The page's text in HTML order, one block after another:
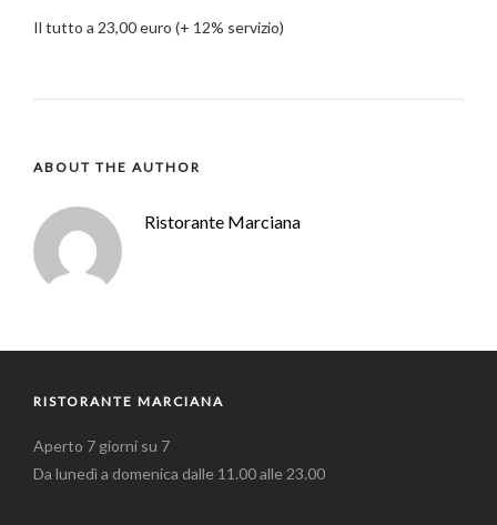
Il tutto a 23,00 euro (+ 12% servizio)
ABOUT THE AUTHOR
Ristorante Marciana
RISTORANTE MARCIANA
Aperto 7 giorni su 7
Da lunedì a domenica dalle 11.00 alle 23.00